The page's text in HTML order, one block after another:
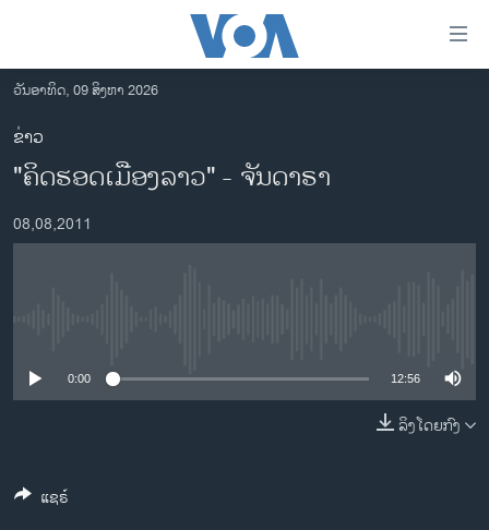
ເຂົ້າ
ຫາ
ຂ້າມ
ຂ້າມ
ໄປ
ອາເມຣິກາ
ການເລືອກຕັ້ງ ປະທານາທີບໍດີ ສະຫະລັດ 2024
ອິດສະຫຼະພາບດ້ານການຂ່າວ
ວິທະຍາສາດ-ເທັກໂນໂລຈີ
ວັນອາທິດ, 09 ສິງຫາ 2026
ຂ່າວ
"ຄິດຮອດເມືອງລາວ" - ຈັນດາຣາ
08,08,2011
0:00 12:56
ລິງໂດຍກົງ
ແຊຣ໌